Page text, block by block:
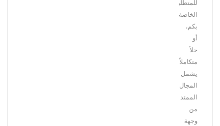
للمتطلبات
الخاصة
بكم،
أو
حلاً
متكاملاً
يشمل
المجال
الممتد
من
وجهة